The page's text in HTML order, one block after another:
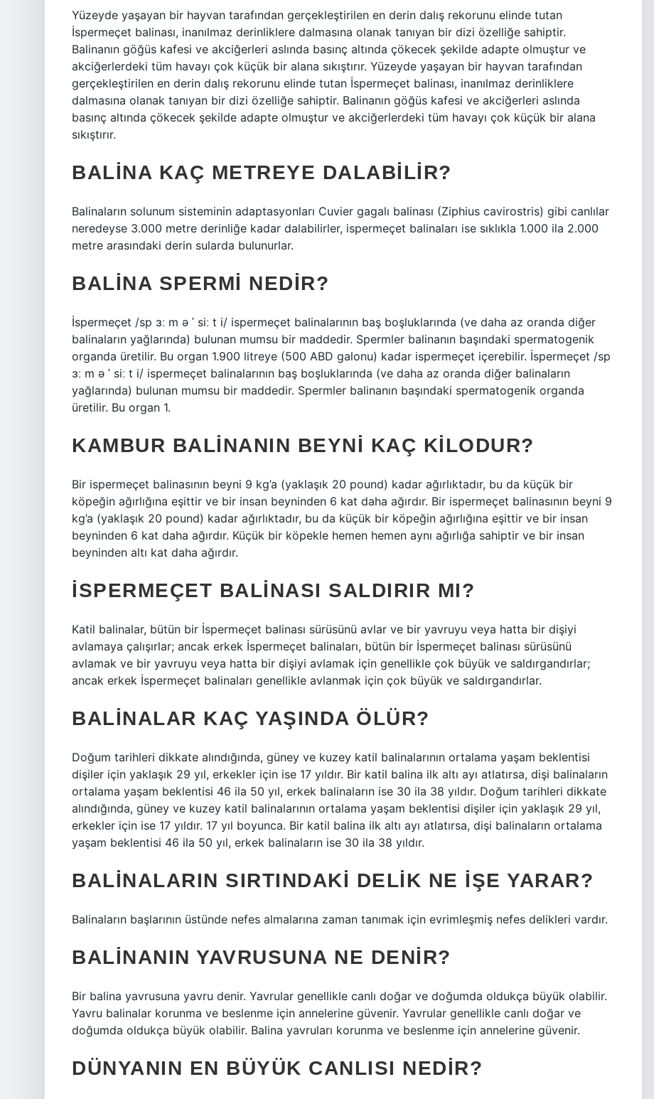
Yüzeyde yaşayan bir hayvan tarafından gerçekleştirilen en derin dalış rekorunu elinde tutan
İspermeçet balinası, inanılmaz derinliklere dalmasına olanak tanıyan bir dizi özelliğe sahiptir.
Balinanın göğüs kafesi ve akciğerleri aslında basınç altında çökecek şekilde adapte olmuştur ve
akciğerlerdeki tüm havayı çok küçük bir alana sıkıştırır. Yüzeyde yaşayan bir hayvan tarafından
gerçekleştirilen en derin dalış rekorunu elinde tutan İspermeçet balinası, inanılmaz derinliklere
dalmasına olanak tanıyan bir dizi özelliğe sahiptir. Balinanın göğüs kafesi ve akciğerleri aslında
basınç altında çökecek şekilde adapte olmuştur ve akciğerlerdeki tüm havayı çok küçük bir alana
sıkıştırır.
BALINA KAÇ METREYE DALABILIR?
Balinaların solunum sisteminin adaptasyonları Cuvier gagalı balinası (Ziphius cavirostris) gibi canlılar
neredeyse 3.000 metre derinliğe kadar dalabilirler, ispermeçet balinaları ise sıklıkla 1.000 ila 2.000
metre arasındaki derin sularda bulunurlar.
BALINA SPERMI NEDIR?
İspermeçet /sp ɜː m ə ˈ siː t i/ ispermeçet balinalarının baş boşluklarında (ve daha az oranda diğer
balinaların yağlarında) bulunan mumsu bir maddedir. Spermler balinanın başındaki spermatogenik
organda üretilir. Bu organ 1.900 litreye (500 ABD galonu) kadar ispermeçet içerebilir. İspermeçet /sp
ɜː m ə ˈ siː t i/ ispermeçet balinalarının baş boşluklarında (ve daha az oranda diğer balinaların
yağlarında) bulunan mumsu bir maddedir. Spermler balinanın başındaki spermatogenik organda
üretilir. Bu organ 1.
KAMBUR BALINANIN BEYNI KAÇ KILODUR?
Bir ispermeçet balinasının beyni 9 kg’a (yaklaşık 20 pound) kadar ağırlıktadır, bu da küçük bir
köpeğin ağırlığına eşittir ve bir insan beyninden 6 kat daha ağırdır. Bir ispermeçet balinasının beyni 9
kg’a (yaklaşık 20 pound) kadar ağırlıktadır, bu da küçük bir köpeğin ağırlığına eşittir ve bir insan
beyninden 6 kat daha ağırdır. Küçük bir köpekle hemen hemen aynı ağırlığa sahiptir ve bir insan
beyninden altı kat daha ağırdır.
İSPERMEÇET BALINASI SALDIRIR MI?
Katil balinalar, bütün bir İspermeçet balinası sürüsünü avlar ve bir yavruyu veya hatta bir dişiyi
avlamaya çalışırlar; ancak erkek İspermeçet balinaları, bütün bir İspermeçet balinası sürüsünü
avlamak ve bir yavruyu veya hatta bir dişiyi avlamak için genellikle çok büyük ve saldırgandırlar;
ancak erkek İspermeçet balinaları genellikle avlanmak için çok büyük ve saldırgandırlar.
BALINALAR KAÇ YAŞINDA ÖLÜR?
Doğum tarihleri ​​dikkate alındığında, güney ve kuzey katil balinalarının ortalama yaşam beklentisi
dişiler için yaklaşık 29 yıl, erkekler için ise 17 yıldır. Bir katil balina ilk altı ayı atlatırsa, dişi balinaların
ortalama yaşam beklentisi 46 ila 50 yıl, erkek balinaların ise 30 ila 38 yıldır. Doğum tarihleri ​​dikkate
alındığında, güney ve kuzey katil balinalarının ortalama yaşam beklentisi dişiler için yaklaşık 29 yıl,
erkekler için ise 17 yıldır. 17 yıl boyunca. Bir katil balina ilk altı ayı atlatırsa, dişi balinaların ortalama
yaşam beklentisi 46 ila 50 yıl, erkek balinaların ise 30 ila 38 yıldır.
BALINALARIN SIRTINDAKI DELIK NE IŞE YARAR?
Balinaların başlarının üstünde nefes almalarına zaman tanımak için evrimleşmiş nefes delikleri vardır.
BALINANIN YAVRUSUNA NE DENIR?
Bir balina yavrusuna yavru denir. Yavrular genellikle canlı doğar ve doğumda oldukça büyük olabilir.
Yavru balinalar korunma ve beslenme için annelerine güvenir. Yavrular genellikle canlı doğar ve
doğumda oldukça büyük olabilir. Balina yavruları korunma ve beslenme için annelerine güvenir.
DÜNYANIN EN BÜYÜK CANLISI NEDIR?